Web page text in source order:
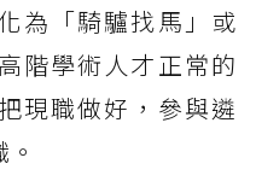
為「騎驢找馬」或
階學術人才正常的
現職做好，參與遴